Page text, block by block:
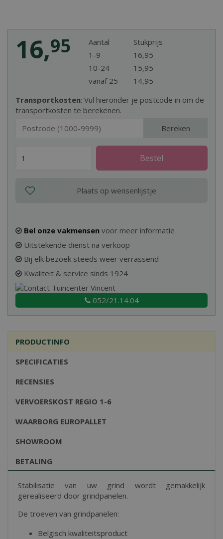
Transportkosten: Vul hieronder je postcode in om de
transportkosten te berekenen.
Bereken
16,95 Aantal
Stukprijs
1-9
16,95
10-24
15,95
vanaf 25
14,95
Bel onze vakmensen voor meer informatie
Uitstekende dienst na verkoop
Bij elk bezoek steeds weer verrassend
Kwaliteit & service sinds 1924
052/21.14.04
PRODUCTINFO
SPECIFICATIES
RECENSIES
VERVOERSKOST REGIO 1-6
WAARBORG EUROPALLET
SHOWROOM
BETALING
Stabilisatie van uw grind wordt gemakkelijk
gerealiseerd door grindpanelen.
De troeven van grindpanelen:
Belgisch kwaliteitsproduct